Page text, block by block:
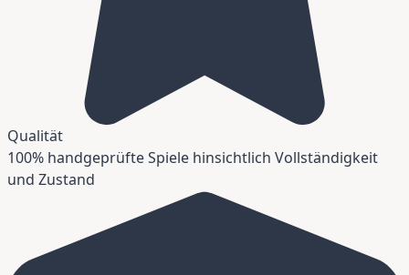
Qualität
100% handgeprüfte Spiele hinsichtlich Vollständigkeit
und Zustand